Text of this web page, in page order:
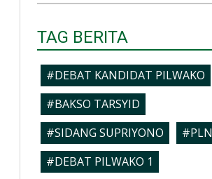
TAG BERITA
#DEBAT KANDIDAT PILWAKO
#BAKSO TARSYID
#SIDANG SUPRIYONO
#PLN
#DEBAT PILWAKO 1